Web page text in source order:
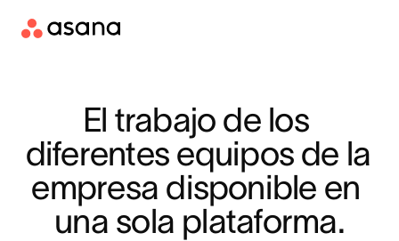
El trabajo de los
diferentes equipos de la
empresa disponible en
una sola plataforma.